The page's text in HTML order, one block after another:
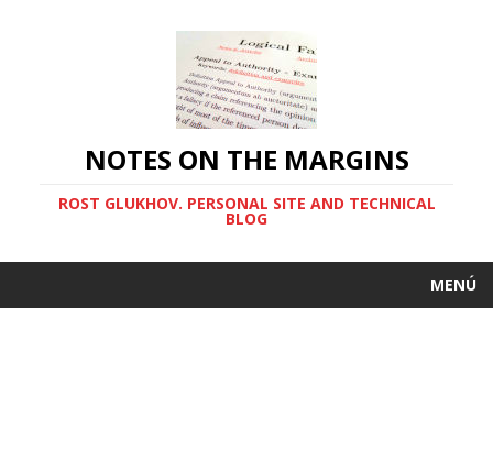
NOTES ON THE MARGINS
ROST GLUKHOV. PERSONAL SITE AND TECHNICAL
BLOG
MENÚ